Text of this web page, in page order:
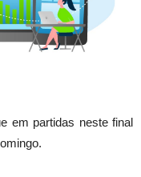
em partidas neste final